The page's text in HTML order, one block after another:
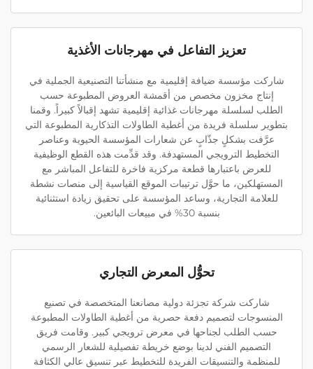
تعزيز التفاعل في مهرجانات الأغذية
شاركت مؤسسة ضيافة إقليمية مع منشأتنا التصنيعية الجملية في
إنتاج مخزون مخصص من أقمشة العروض المطبوعة حسب
الطلب لسلسلة مهرجانات غذائية إقليمية تشهد إقبالاً كبيراً. وقمنا
بتطوير سلسلة فريدة من أغطية الطاولات التذكارية المطبوعة التي
عرَّفت بشكلٍ جذّابٍ عن شعارات المؤسسة الحيوية وعناصر
التخطيط الترويجي المستهدفة. وقد قدِّمت هذه القطع الوظيفية
للعرض باعتبارها قطعة مركزية فاخرة للتفاعل المباشر مع
المستهلكين، ما حوَّل ترتيبات الموقع القياسية إلى منصات نشطة
للعلامة التجارية، وساعد المؤسسة على تحقيق زيادة استثنائية
بنسبة 30% في مبيعات البائعين.
تحوُّل المعرض التجاري
شاركت شركة تجزئة دولية مصانعنا المتخصصة في تصنيع
المنسوجات لتصميم دفعة حصرية من أغطية الطاولات المطبوعة
حسب الطلب لجناحها في معرض ترويجي كبير. وقامت فريق
التصميم الفني لدينا بوضع خريطة تفصيلية للشعار الرسمي
للمنظمة والتنسيقات الفريدة للتخطيط عبر تنسيق عالي الكثافة